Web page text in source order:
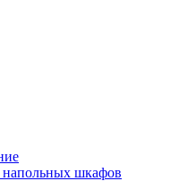
напольных шкафов